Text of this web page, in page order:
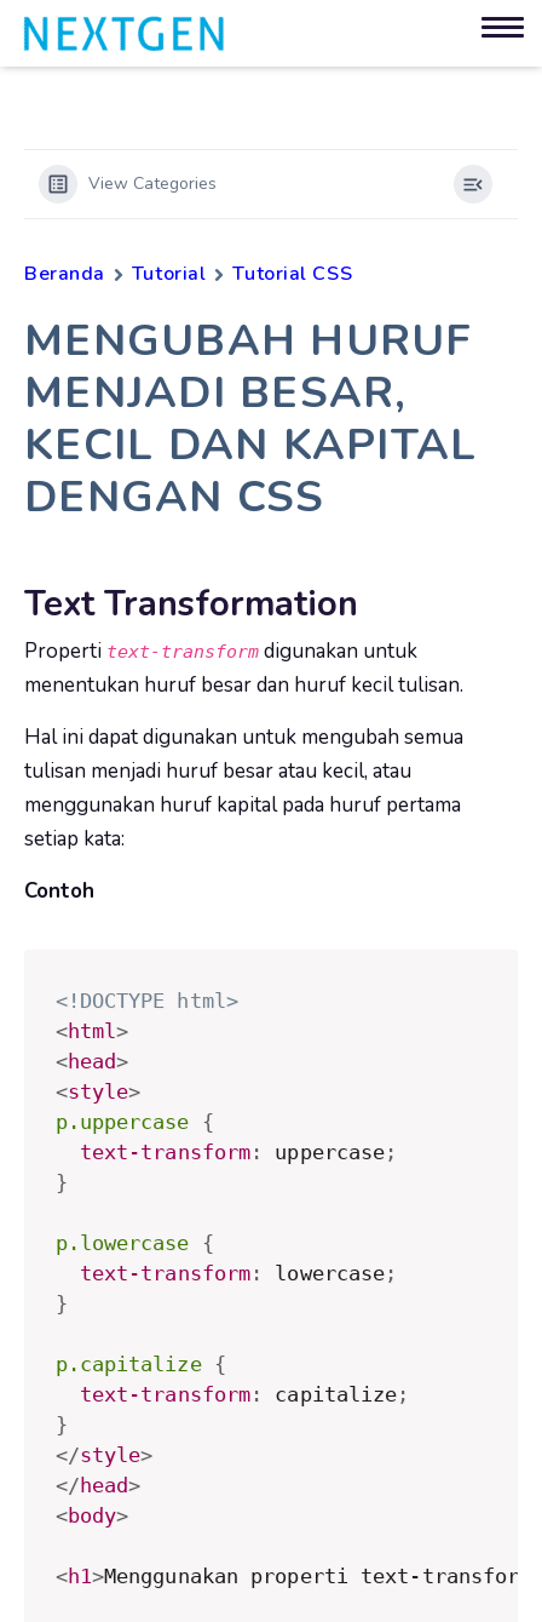
View Categories
Beranda Tutorial Tutorial CSS
MENGUBAH HURUF
MENJADI BESAR,
KECIL DAN KAPITAL
DENGAN CSS
Text Transformation
Properti text-transform digunakan untuk
menentukan huruf besar dan huruf kecil tulisan.
Hal ini dapat digunakan untuk mengubah semua
tulisan menjadi huruf besar atau kecil, atau
menggunakan huruf kapital pada huruf pertama
setiap kata:
Contoh
<!DOCTYPE html>
<html>
<head>
<style>
p.uppercase {
text-transform : uppercase ;
}
p.lowercase {
text-transform : lowercase ;
}
p.capitalize {
text-transform : capitalize ;
}
</style>
</head>
<body>
<h1>Menggunakan properti text-transform